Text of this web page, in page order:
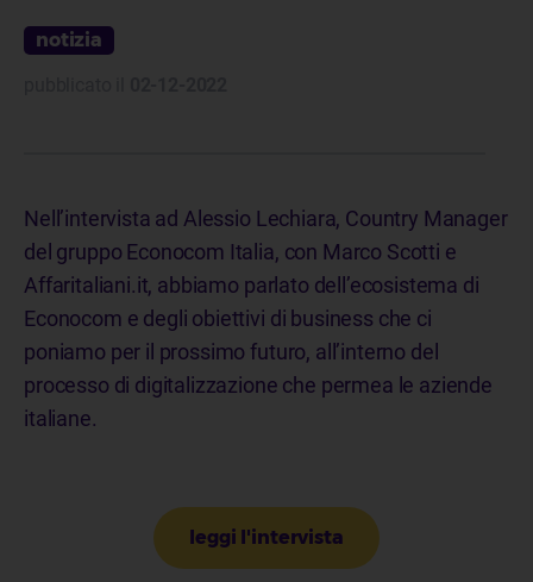
notizia
Nell’intervista ad Alessio Lechiara, Country Manager
del gruppo Econocom Italia, con Marco Scotti e
Affaritaliani.it, abbiamo parlato dell’ecosistema di
Econocom e degli obiettivi di business che ci
poniamo per il prossimo futuro, all’interno del
processo di digitalizzazione che permea le aziende
italiane.
leggi l'intervista